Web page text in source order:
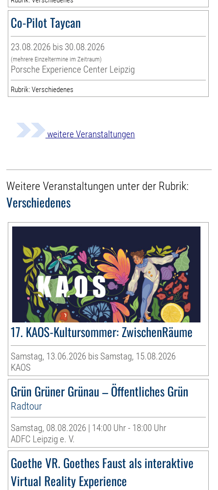
Co-Pilot Taycan
23.08.2026 bis 30.08.2026
(mehrere Einzeltermine im Zeitraum)
Porsche Experience Center Leipzig
Rubrik: Verschiedenes
weitere Veranstaltungen
Weitere Veranstaltungen unter der Rubrik:
Verschiedenes
17. KAOS-Kultursommer: ZwischenRäume
Samstag, 13.06.2026 bis Samstag, 15.08.2026
KAOS
Grün Grüner Grünau – Öffentliches Grün
Radtour
Samstag, 08.08.2026 | 14:00 Uhr - 18:00 Uhr
ADFC Leipzig e. V.
Goethe VR. Goethes Faust als interaktive
Virtual Reality Experience